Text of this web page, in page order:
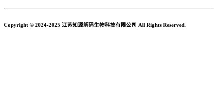
Copyright © 2024-2025 江苏知源解码生物科技有限公司 All Rights Reserved.